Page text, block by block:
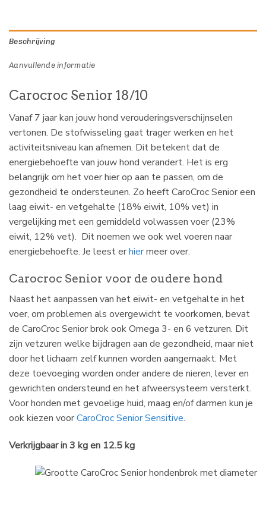
Beschrijving
Aanvullende informatie
Carocroc Senior 18/10
Vanaf 7 jaar kan jouw hond verouderingsverschijnselen
vertonen. De stofwisseling gaat trager werken en het
activiteitsniveau kan afnemen. Dit betekent dat de
energiebehoefte van jouw hond verandert. Het is erg
belangrijk om het voer hier op aan te passen, om de
gezondheid te ondersteunen. Zo heeft CaroCroc Senior een
laag eiwit- en vetgehalte (18% eiwit, 10% vet) in
vergelijking met een gemiddeld volwassen voer (23%
eiwit, 12% vet). Dit noemen we ook wel voeren naar
energiebehoefte. Je leest erhiermeer over.
Carocroc Senior voor de oudere hond
Naast het aanpassen van het eiwit- en vetgehalte in het
voer, om problemen als overgewicht te voorkomen, bevat
de CaroCroc Senior brok ook Omega 3- en 6 vetzuren. Dit
zijn vetzuren welke bijdragen aan de gezondheid, maar niet
door het lichaam zelf kunnen worden aangemaakt. Met
deze toevoeging worden onder andere de nieren, lever en
gewrichten ondersteund en het afweersysteem versterkt.
Voor honden met gevoelige huid, maag en/of darmen kun je
ook kiezen voorCaroCroc Senior Sensitive.
Verkrijgbaar in 3 kg en 12.5 kg